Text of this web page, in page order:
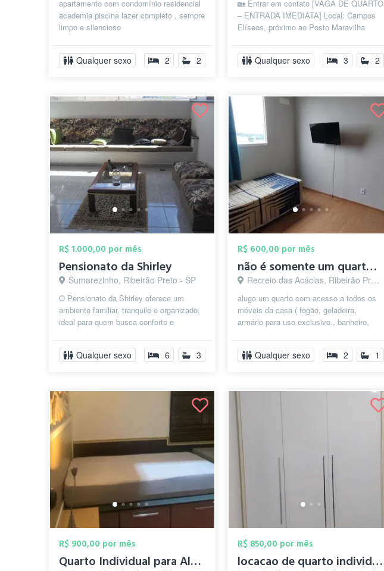
apartamento com condomínio residencial
academia piscina lazer completo , sempre
limpo e silencioso
Qualquer sexo 2 2
🏡 Entrar em contato [VAGA DE QUARTO
– ENTRADA IMEDIATA] Local: Campos
Elíseos, próximo ao Posto Maravilha
Qualquer sexo 3 2
R$ 1.000,00 por mês
Pensionato da Shirley
Sumarezinho, Ribeirão Preto - SP
O Pensionato da Shirley oferece um
ambiente familiar, tranquilo e organizado,
ideal para quem busca conforto e
Pret...
Qualquer sexo 6 3
R$ 600,00 por mês
não é somente um quarto. tem acesso a ar...
Recreio das Acácias, Ribeirão Preto - SP
alugo um quarto com acesso a todos os
móveis da casa ( fogão, geladeira,
armário para uso exclusivo., banheiro,
Qualquer sexo 2 1
R$ 900,00 por mês
Quarto Individual para Alugar no Centro ...
R$ 850,00 por mês
locacao de quarto individual